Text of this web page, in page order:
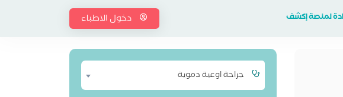
لمنصة إكشف دخول الاطباء
جراحة اوعية دموية